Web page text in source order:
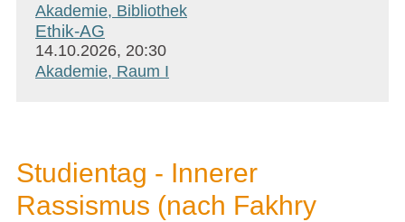
Akademie, Bibliothek
Ethik-AG
14.10.2026, 20:30
Akademie, Raum I
Studientag - Innerer
Rassismus (nach Fakhry